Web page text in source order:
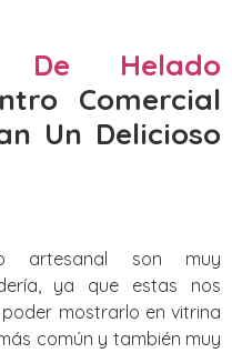
De Helado
Comercial
Un Delicioso
artesanal son muy
ya que estas nos
mostrarlo en vitrina
común y también muy